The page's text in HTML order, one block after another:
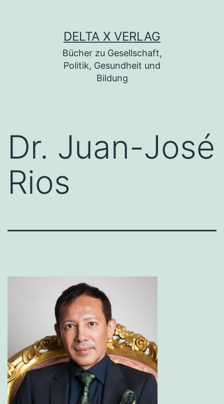
DELTA X VERLAG
Bücher zu Gesellschaft,
Politik, Gesundheit und
Bildung
Dr. Juan-José
Rios